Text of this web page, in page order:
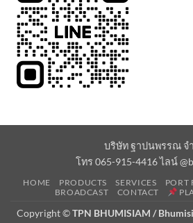
บริษัท ฐาปนพรรณ จ
โทร 065-915-4416 ไลน์
HOME PRODUCTS SERVICES PORT
BROADCAST
CONTACT
Copyright ©TPN BHUMISIAM /